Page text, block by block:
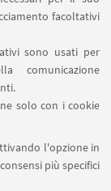
facoltativi
sono usati per
comunicazione
solo con i cookie
l'opzione in
più specifici